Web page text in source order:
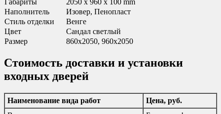
Габариты
2050 x 960 x 100 mm
Наполнитель
Изовер, Пенопласт
Стиль отделки
Венге
Цвет
Сандал светлый
Размер
860х2050, 960х2050
Стоимость доставки и установки
входных дверей
Наименование вида работ
Цена, руб.